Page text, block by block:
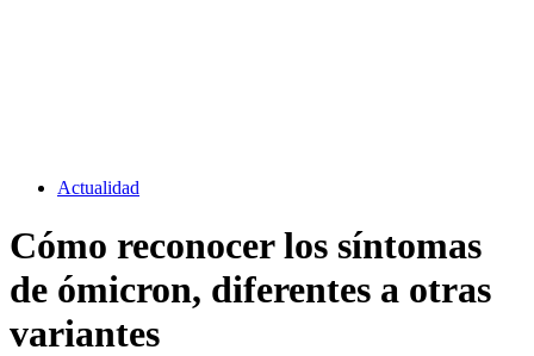
Actualidad
Cómo reconocer los síntomas
de ómicron, diferentes a otras
variantes